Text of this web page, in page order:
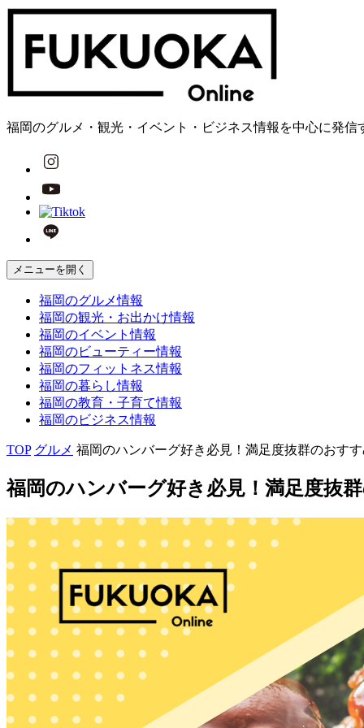
福岡のグルメ・観光・イベント・ビジネス情報を中心に発信
メニューを開く
福岡のグルメ情報
福岡の観光・お出かけ情報
福岡のイベント情報
福岡のビューティー情報
福岡のフィットネス情報
福岡の暮らし情報
福岡の教育・子育て情報
福岡のビジネス情報
TOP グルメ 福岡のハンバーグ好き必見！満足度抜群のおす
福岡のハンバーグ好き必見！満足度抜